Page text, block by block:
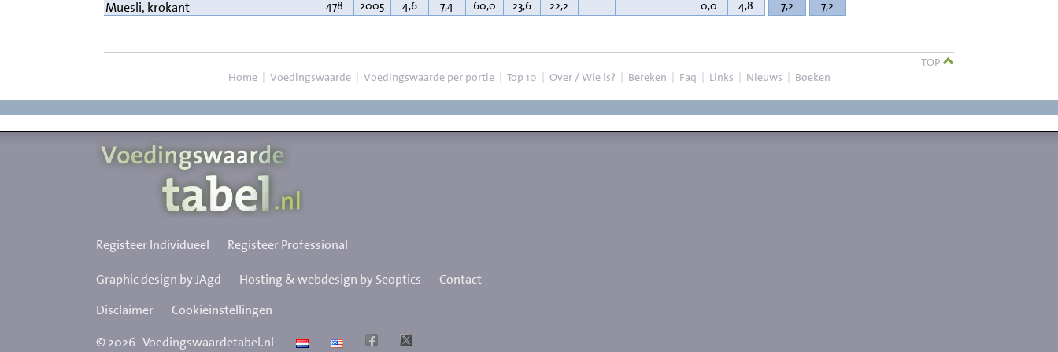
Muesli, krokant 478 2005 4,6 7,4 60,0 23,6 22,2 0,0 4,8 7,2 7,2
TOP
Home | Voedingswaarde | Voedingswaarde per portie | Top 10 | Over / Wie is? | Bereken | Faq | Links | Nieuws | Boeken
Registeer Individueel Registeer Professional
Graphic design by JAgd Hosting & webdesign by Seoptics
Contact
Disclaimer
Cookieinstellingen
©2026 Voedingswaardetabel.nl